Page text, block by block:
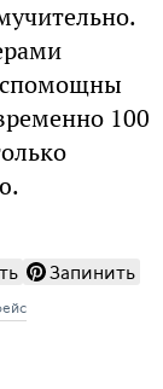
100
Запинить